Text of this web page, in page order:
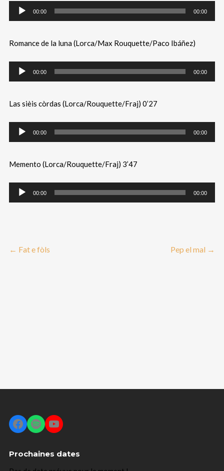
00:00 00:00
Romance de la luna (Lorca/Max Rouquette/Paco Ibáñez)
00:00 00:00
Las sièis còrdas (Lorca/Rouquette/Fraj) 0’27
00:00 00:00
Memento (Lorca/Rouquette/Fraj) 3’47
00:00 00:00
← Fat e fòls Pep el mal →
Facebook
SpotifyYouTube
Prochaines dates